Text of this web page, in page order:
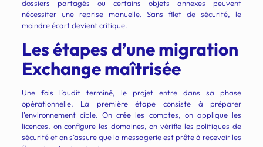
dossiers partagés ou certains objets annexes peuvent
nécessiter une reprise manuelle. Sans filet de sécurité, le
moindre écart devient critique.
Les étapes d’une migration
Exchange maîtrisée
Une fois l’audit terminé, le projet entre dans sa phase
opérationnelle. La première étape consiste à préparer
l’environnement cible. On crée les comptes, on applique les
licences, on configure les domaines, on vérifie les politiques de
sécurité et on s’assure que la messagerie est prête à recevoir les